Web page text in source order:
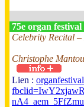
75e organ festival
Celebrity Recital
Christophe
Lien :